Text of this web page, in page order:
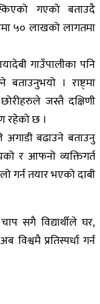
गएको बताउदै
५० लाखको लागतमा
गाउँपालीका पनि
। राष्ट्मा
जस्तै दक्षिणी
रहेको छ ।
अगाडी बढाउने बताउनु
र आफनो व्यक्तिगर्त
गर्न तयार भएको दाबी
सगै विद्यार्थीले घर,
विश्वमै प्रतिस्पर्धा गर्न